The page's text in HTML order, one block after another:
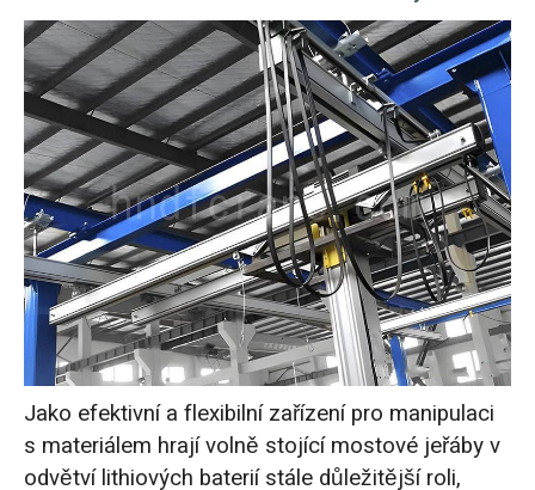
Jako efektivní a flexibilní zařízení pro manipulaci
s materiálem hrají volně stojící mostové jeřáby v
odvětví lithiových baterií stále důležitější roli,